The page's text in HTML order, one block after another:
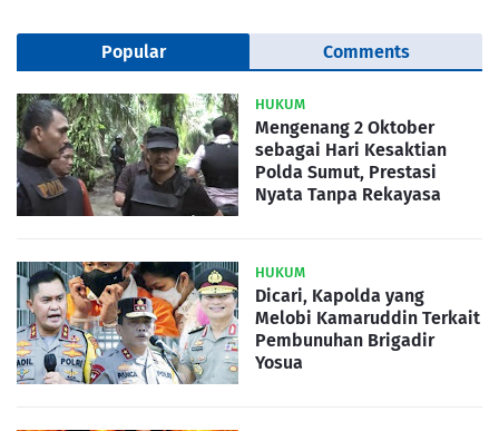
Popular Comments
HUKUM
Mengenang 2 Oktober
sebagai Hari Kesaktian
Polda Sumut, Prestasi
Nyata Tanpa Rekayasa
HUKUM
Dicari, Kapolda yang
Melobi Kamaruddin Terkait
Pembunuhan Brigadir
Yosua